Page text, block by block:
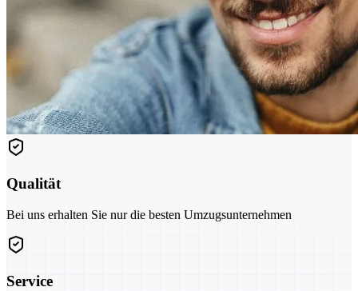
Qualität
Bei uns erhalten Sie nur die besten Umzugsunternehmen
Service